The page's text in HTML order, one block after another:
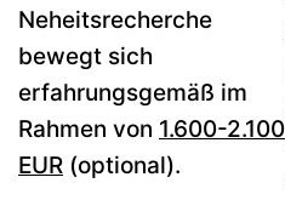
Neheitsrecherche
bewegt sich
erfahrungsgemäß im
Rahmen von 1.600-2.100
EUR (optional).